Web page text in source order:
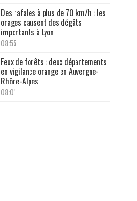
Des rafales à plus de 70 km/h : les
orages causent des dégâts
importants à Lyon
08:55
Feux de forêts : deux départements
en vigilance orange en Auvergne-
Rhône-Alpes
08:01